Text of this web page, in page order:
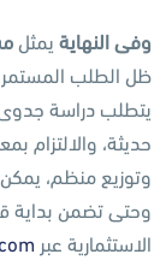
وفى النهاية يمثل
ظل الطلب المستمر
يتطلب دراسة جدوى
حديثة، والالتزام
وتوزيع منظم،
وحتى تضمن بداية
الاستثمارية عبر